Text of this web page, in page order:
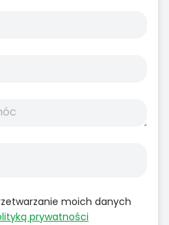
moich danych
prywatności